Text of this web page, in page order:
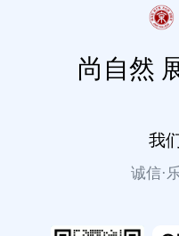
尚自然
我
诚信·